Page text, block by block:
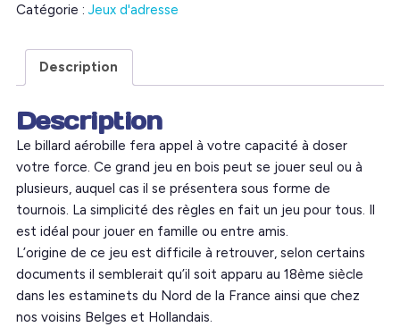
Catégorie :Jeux d'adresse
Description
Description
Le billard aérobille fera appel à votre capacité à doser
votre force. Ce grand jeu en bois peut se jouer seul ou à
plusieurs, auquel cas il se présentera sous forme de
tournois. La simplicité des règles en fait un jeu pour tous. Il
est idéal pour jouer en famille ou entre amis.
L’origine de ce jeu est difficile à retrouver, selon certains
documents il semblerait qu’il soit apparu au 18ème siècle
dans les estaminets du Nord de la France ainsi que chez
nos voisins Belges et Hollandais.